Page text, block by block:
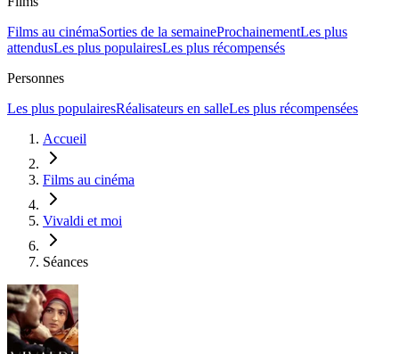
Films au cinémaSorties de la semaineProchainementLes plus
attendusLes plus populairesLes plus récompensés
Personnes
Les plus populairesRéalisateurs en salleLes plus récompensées
Accueil
Films au cinéma
Vivaldi et moi
Séances